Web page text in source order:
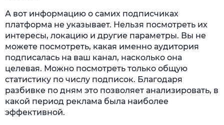
А вот информацию о самих подписчиках
платформа не указывает. Нельзя посмотреть их
интересы, локацию и другие параметры. Вы не
можете посмотреть, какая именно аудитория
подписалась на ваш канал, насколько она
целевая. Можно посмотреть только общую
статистику по числу подписок. Благодаря
разбивке по дням это позволяет анализировать, в
какой период реклама была наиболее
эффективной.